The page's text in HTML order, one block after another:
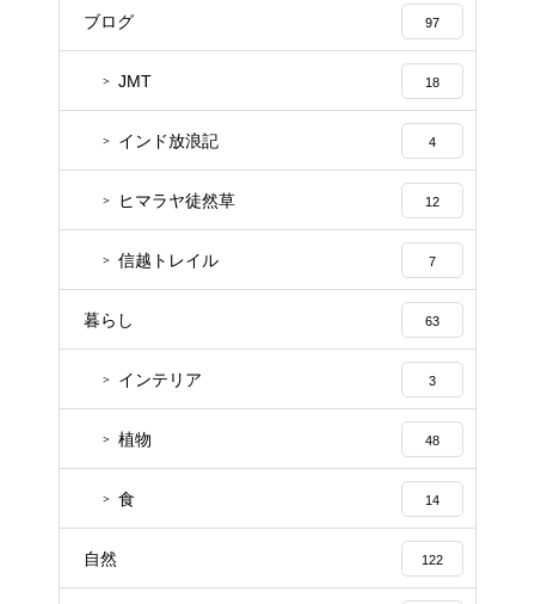
ブログ 97
JMT 18
インド放浪記 4
ヒマラヤ徒然草 12
信越トレイル 7
暮らし 63
インテリア 3
植物 48
食 14
自然 122